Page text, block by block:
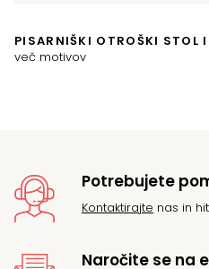
PISARNIŠKI OTROŠKI STOL
več motivov
Potrebujete
Kontaktirajte nas in
Naročite se na